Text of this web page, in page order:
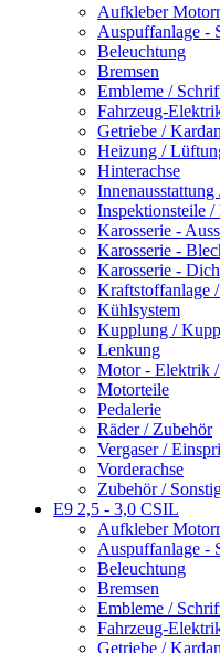
Aufkleber
Auspuffanlage -
Beleuchtung
Bremsen
Embleme /
Fahrzeug-
Getriebe /
Heizung /
Hinterachse
Inspektionsteile /
Karosserie -
Karosserie -
Karosserie -
Kraftstoffanlage
Kühlsystem
Kupplung /
Lenkung
Motor - Elektrik
Motorteile
Pedalerie
Räder / Zubehör
Vergaser /
Vorderachse
Zubehör /
E9 2,5 - 3,0 CSIL
Aufkleber
Auspuffanlage -
Beleuchtung
Bremsen
Embleme /
Fahrzeug-
Getriebe /